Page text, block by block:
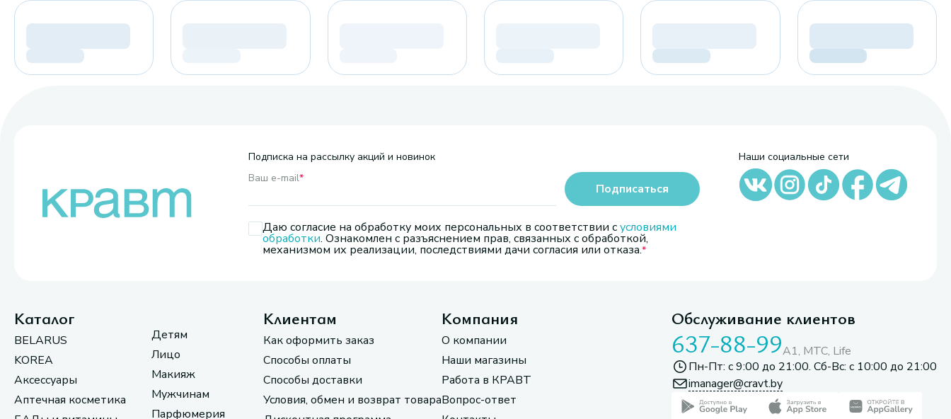
Подписка на рассылку акций и новинок
Ваш e-mail*
Даю согласие на обработку моих персональных в соответствии сусловиями
обработки. Ознакомлен с разъяснением прав, связанных с обработкой,
механизмом их реализации, последствиями дачи согласия или отказа.
Подписаться
Наши социальные сети
Каталог
BELARUS
KOREA
Аксессуары
Аптечная косметика
Детям
Лицо
Макияж
Мужчинам
Парфюмерия
Клиентам
Как оформить заказ
Способы оплаты
Способы доставки
Условия, обмен и возврат товара
Компания
О компании
Наши магазины
Работа в КРАВТ
Вопрос-ответ
Обслуживание клиентов
637-88-99A1, МТС, Life
Пн-Пт: с 9:00 до 21:00. Сб-Вс: с 10:00 до 21:00
imanager@cravt.by